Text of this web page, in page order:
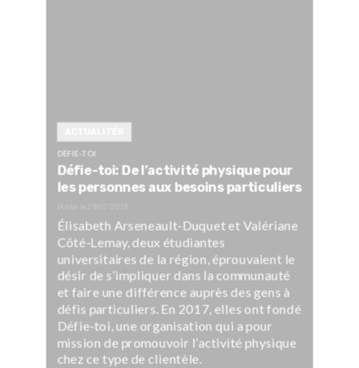
DÉFIE-TOI
Défie-toi: De l’activité physique pour
les personnes aux besoins particuliers
Élisabeth Arseneault-Duquet et Valériane
Côté-Lemay, deux étudiantes
universitaires de la région, éprouvaient le
désir de s’impliquer dans la communauté
et faire une différence auprès des gens à
défis particuliers. En 2017, elles ont fondé
Défie-toi, une organisation qui a pour
mission de promouvoir l’activité physique
chez ce type de clientèle.